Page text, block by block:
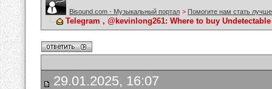
Bisound.com - Музыкальный портал > Помогите нам стать
Telegram , @kevinlong261: Where to buy
29.01.2025, 16:07